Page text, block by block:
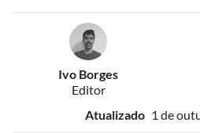
Ivo Borges
Editor
Atualizado 1 de